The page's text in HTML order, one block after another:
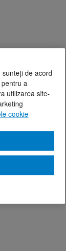
sunteți de acord
a
utilizarea site-
cookie